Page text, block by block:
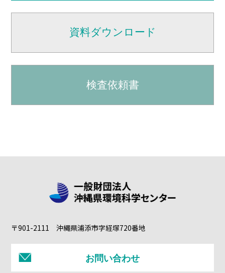
資料ダウンロード
検査依頼書
〒901-2111 沖縄県浦添市字経塚720番地
お問い合わせ